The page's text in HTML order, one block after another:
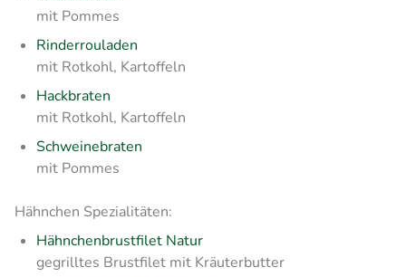
mit Pommes
Rinderrouladen
mit Rotkohl, Kartoffeln
Hackbraten
mit Rotkohl, Kartoffeln
Schweinebraten
mit Pommes
Hähnchen Spezialitäten:
Hähnchenbrustfilet Natur
gegrilltes Brustfilet mit Kräuterbutter